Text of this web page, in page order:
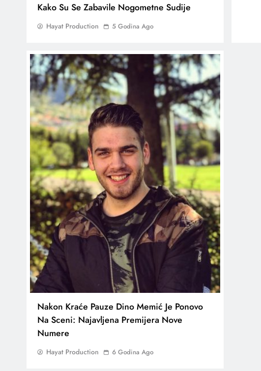
Kako Su Se Zabavile Nogometne Sudije
Hayat Production 5 Godina Ago
Nakon Kraće Pauze Dino Memić Je Ponovo
Na Sceni: Najavljena Premijera Nove
Numere
Hayat Production 6 Godina Ago